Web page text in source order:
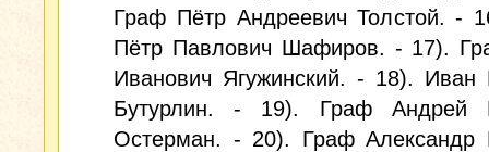
Граф Пётр Андреевич Толстой. -
Пётр Павлович Шафиров. - 17).
Иванович Ягужинский. - 18). Иван
Бутурлин. - 19). Граф Андрей
Остерман. - 20). Граф Александр